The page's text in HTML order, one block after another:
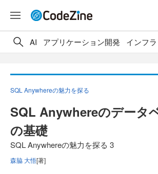
AI アプリケーション開発 インフラ
SQL Anywhereの魅力を探る
SQL Anywhereのデータ
の基礎
SQL Anywhereの魅力を探る 3
森脇 大悟[著]